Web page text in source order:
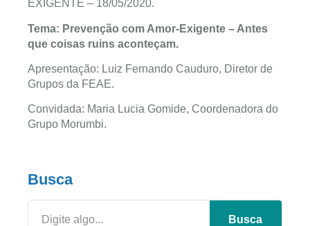
EXIGENTE – 18/05/2020.
Tema: Prevenção com Amor-Exigente – Antes
que coisas ruins aconteçam.
Apresentação: Luiz Fernando Cauduro, Diretor de
Grupos da FEAE.
Convidada: Maria Lucia Gomide, Coordenadora do
Grupo Morumbi.
Busca
Busca